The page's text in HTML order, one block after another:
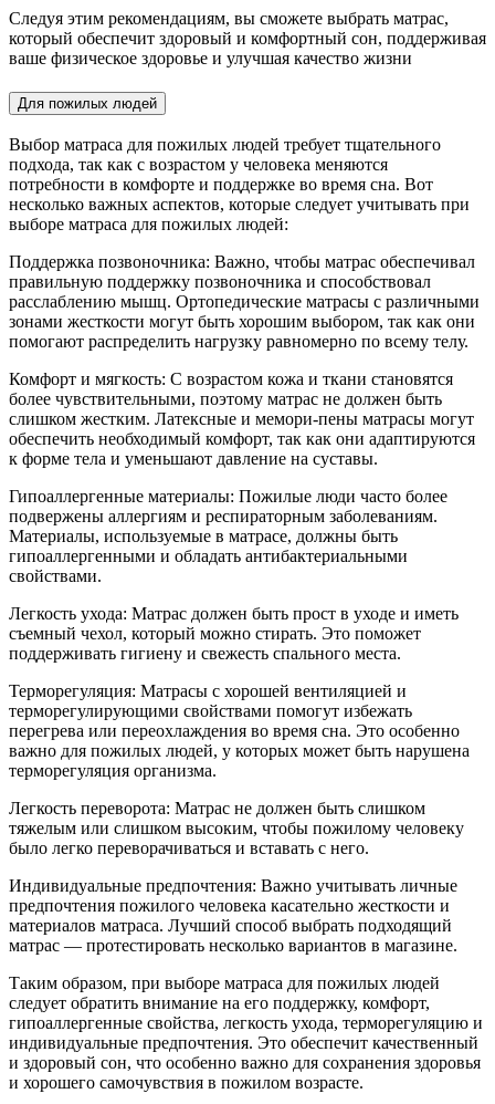
Следуя этим рекомендациям, вы сможете выбрать матрас,
который обеспечит здоровый и комфортный сон, поддерживая
ваше физическое здоровье и улучшая качество жизни
Для пожилых людей
Выбор матраса для пожилых людей требует тщательного
подхода, так как с возрастом у человека меняются
потребности в комфорте и поддержке во время сна. Вот
несколько важных аспектов, которые следует учитывать при
выборе матраса для пожилых людей:
Поддержка позвоночника: Важно, чтобы матрас обеспечивал
правильную поддержку позвоночника и способствовал
расслаблению мышц. Ортопедические матрасы с различными
зонами жесткости могут быть хорошим выбором, так как они
помогают распределить нагрузку равномерно по всему телу.
Комфорт и мягкость: С возрастом кожа и ткани становятся
более чувствительными, поэтому матрас не должен быть
слишком жестким. Латексные и мемори-пены матрасы могут
обеспечить необходимый комфорт, так как они адаптируются
к форме тела и уменьшают давление на суставы.
Гипоаллергенные материалы: Пожилые люди часто более
подвержены аллергиям и респираторным заболеваниям.
Материалы, используемые в матрасе, должны быть
гипоаллергенными и обладать антибактериальными
свойствами.
Легкость ухода: Матрас должен быть прост в уходе и иметь
съемный чехол, который можно стирать. Это поможет
поддерживать гигиену и свежесть спального места.
Терморегуляция: Матрасы с хорошей вентиляцией и
терморегулирующими свойствами помогут избежать
перегрева или переохлаждения во время сна. Это особенно
важно для пожилых людей, у которых может быть нарушена
терморегуляция организма.
Легкость переворота: Матрас не должен быть слишком
тяжелым или слишком высоким, чтобы пожилому человеку
было легко переворачиваться и вставать с него.
Индивидуальные предпочтения: Важно учитывать личные
предпочтения пожилого человека касательно жесткости и
материалов матраса. Лучший способ выбрать подходящий
матрас — протестировать несколько вариантов в магазине.
Таким образом, при выборе матраса для пожилых людей
следует обратить внимание на его поддержку, комфорт,
гипоаллергенные свойства, легкость ухода, терморегуляцию и
индивидуальные предпочтения. Это обеспечит качественный
и здоровый сон, что особенно важно для сохранения здоровья
и хорошего самочувствия в пожилом возрасте.